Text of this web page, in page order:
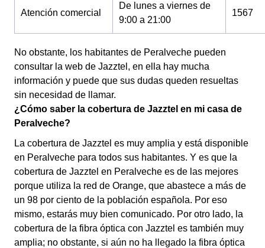
Atención comercial
De lunes a viernes de
9:00 a 21:00
1567
No obstante, los habitantes de Peralveche pueden
consultar la web de Jazztel, en ella hay mucha
información y puede que sus dudas queden resueltas
sin necesidad de llamar.
¿Cómo saber la cobertura de Jazztel en mi casa de
Peralveche?
La cobertura de Jazztel es muy amplia y está disponible
en Peralveche para todos sus habitantes. Y es que la
cobertura de Jazztel en Peralveche es de las mejores
porque utiliza la red de Orange, que abastece a más de
un 98 por ciento de la población española. Por eso
mismo, estarás muy bien comunicado. Por otro lado, la
cobertura de la fibra óptica con Jazztel es también muy
amplia; no obstante, si aún no ha llegado la fibra óptica